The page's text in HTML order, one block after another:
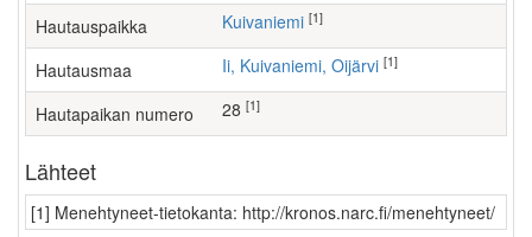
Hautauspaikka Kuivaniemi [1]
Hautausmaa Ii, Kuivaniemi, Oijärvi [1]
Hautapaikan numero 28 [1]
Lähteet
[1] Menehtyneet-tietokanta: http://kronos.narc.fi/menehtyneet/